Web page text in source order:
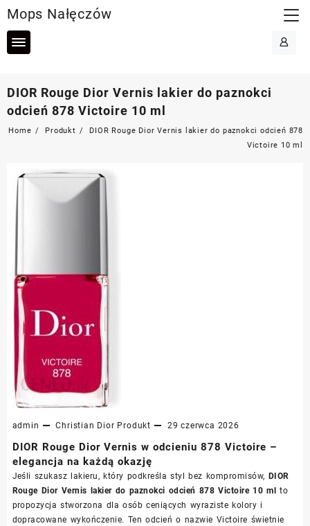
to
content
Mops Nałęczów
DIOR Rouge Dior Vernis lakier do paznokci
odcień 878 Victoire 10 ml
Home Produkt
DIOR Rouge Dior Vernis lakier do paznokci odcień 878
Victoire 10 ml
admin Christian Dior Produkt 29 czerwca 2026
DIOR Rouge Dior Vernis w odcieniu 878 Victoire –
elegancja na każdą okazję
Jeśli szukasz lakieru, który podkreśla styl bez kompromisów, DIOR
Rouge Dior Vernis lakier do paznokci odcień 878 Victoire 10 ml to
propozycja stworzona dla osób ceniących wyraziste kolory i
dopracowane wykończenie. Ten odcień o nazwie Victoire świetnie